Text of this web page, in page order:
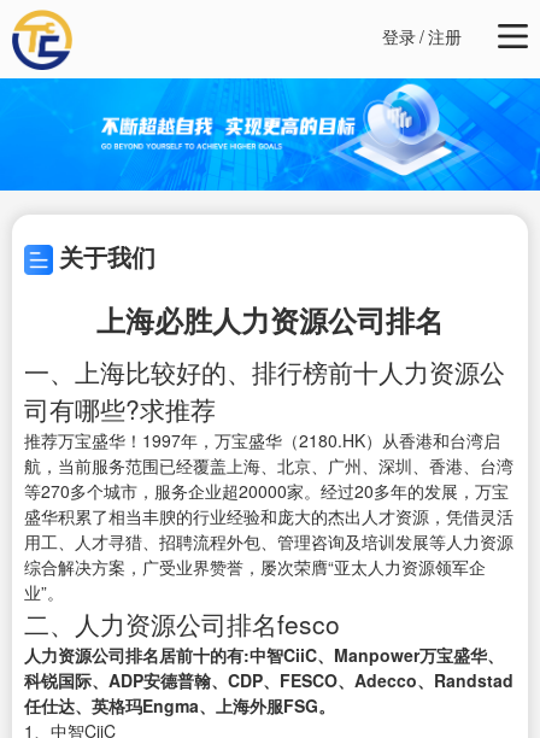
登录/注册
关于我们
上海必胜人力资源公司排名
一、上海比较好的、排行榜前十人力资源公
司有哪些?求推荐
推荐万宝盛华！1997年，万宝盛华（2180.HK）从香港和台湾启
航，当前服务范围已经覆盖上海、北京、广州、深圳、香港、台湾
等270多个城市，服务企业超20000家。经过20多年的发展，万宝
盛华积累了相当丰腴的行业经验和庞大的杰出人才资源，凭借灵活
用工、人才寻猎、招聘流程外包、管理咨询及培训发展等人力资源
综合解决方案，广受业界赞誉，屡次荣膺“亚太人力资源领军企
业”。
二、人力资源公司排名fesco
人力资源公司排名居前十的有:中智CiiC、Manpower万宝盛华、
科锐国际、ADP安德普翰、CDP、FESCO、Adecco、Randstad
任仕达、英格玛Engma、上海外服FSG。
1、中智CiiC